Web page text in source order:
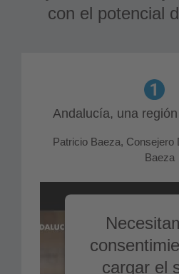
con el potencial
Andalucía, una
Patricio Baeza, Consejero
Baeza
cargar el